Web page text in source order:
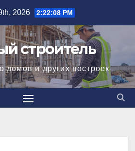
2026 2:22:09 PM
строитель
домов и других построек